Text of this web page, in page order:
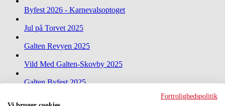
Byfest 2026 - Karnevalsoptoget
Jul på Torvet 2025
Galten Revyen 2025
Vild Med Galten-Skovby 2025
Galten Byfest 2025
Nytårskoncert 2025 i Galten-hallen
Fortrolighedspolitik